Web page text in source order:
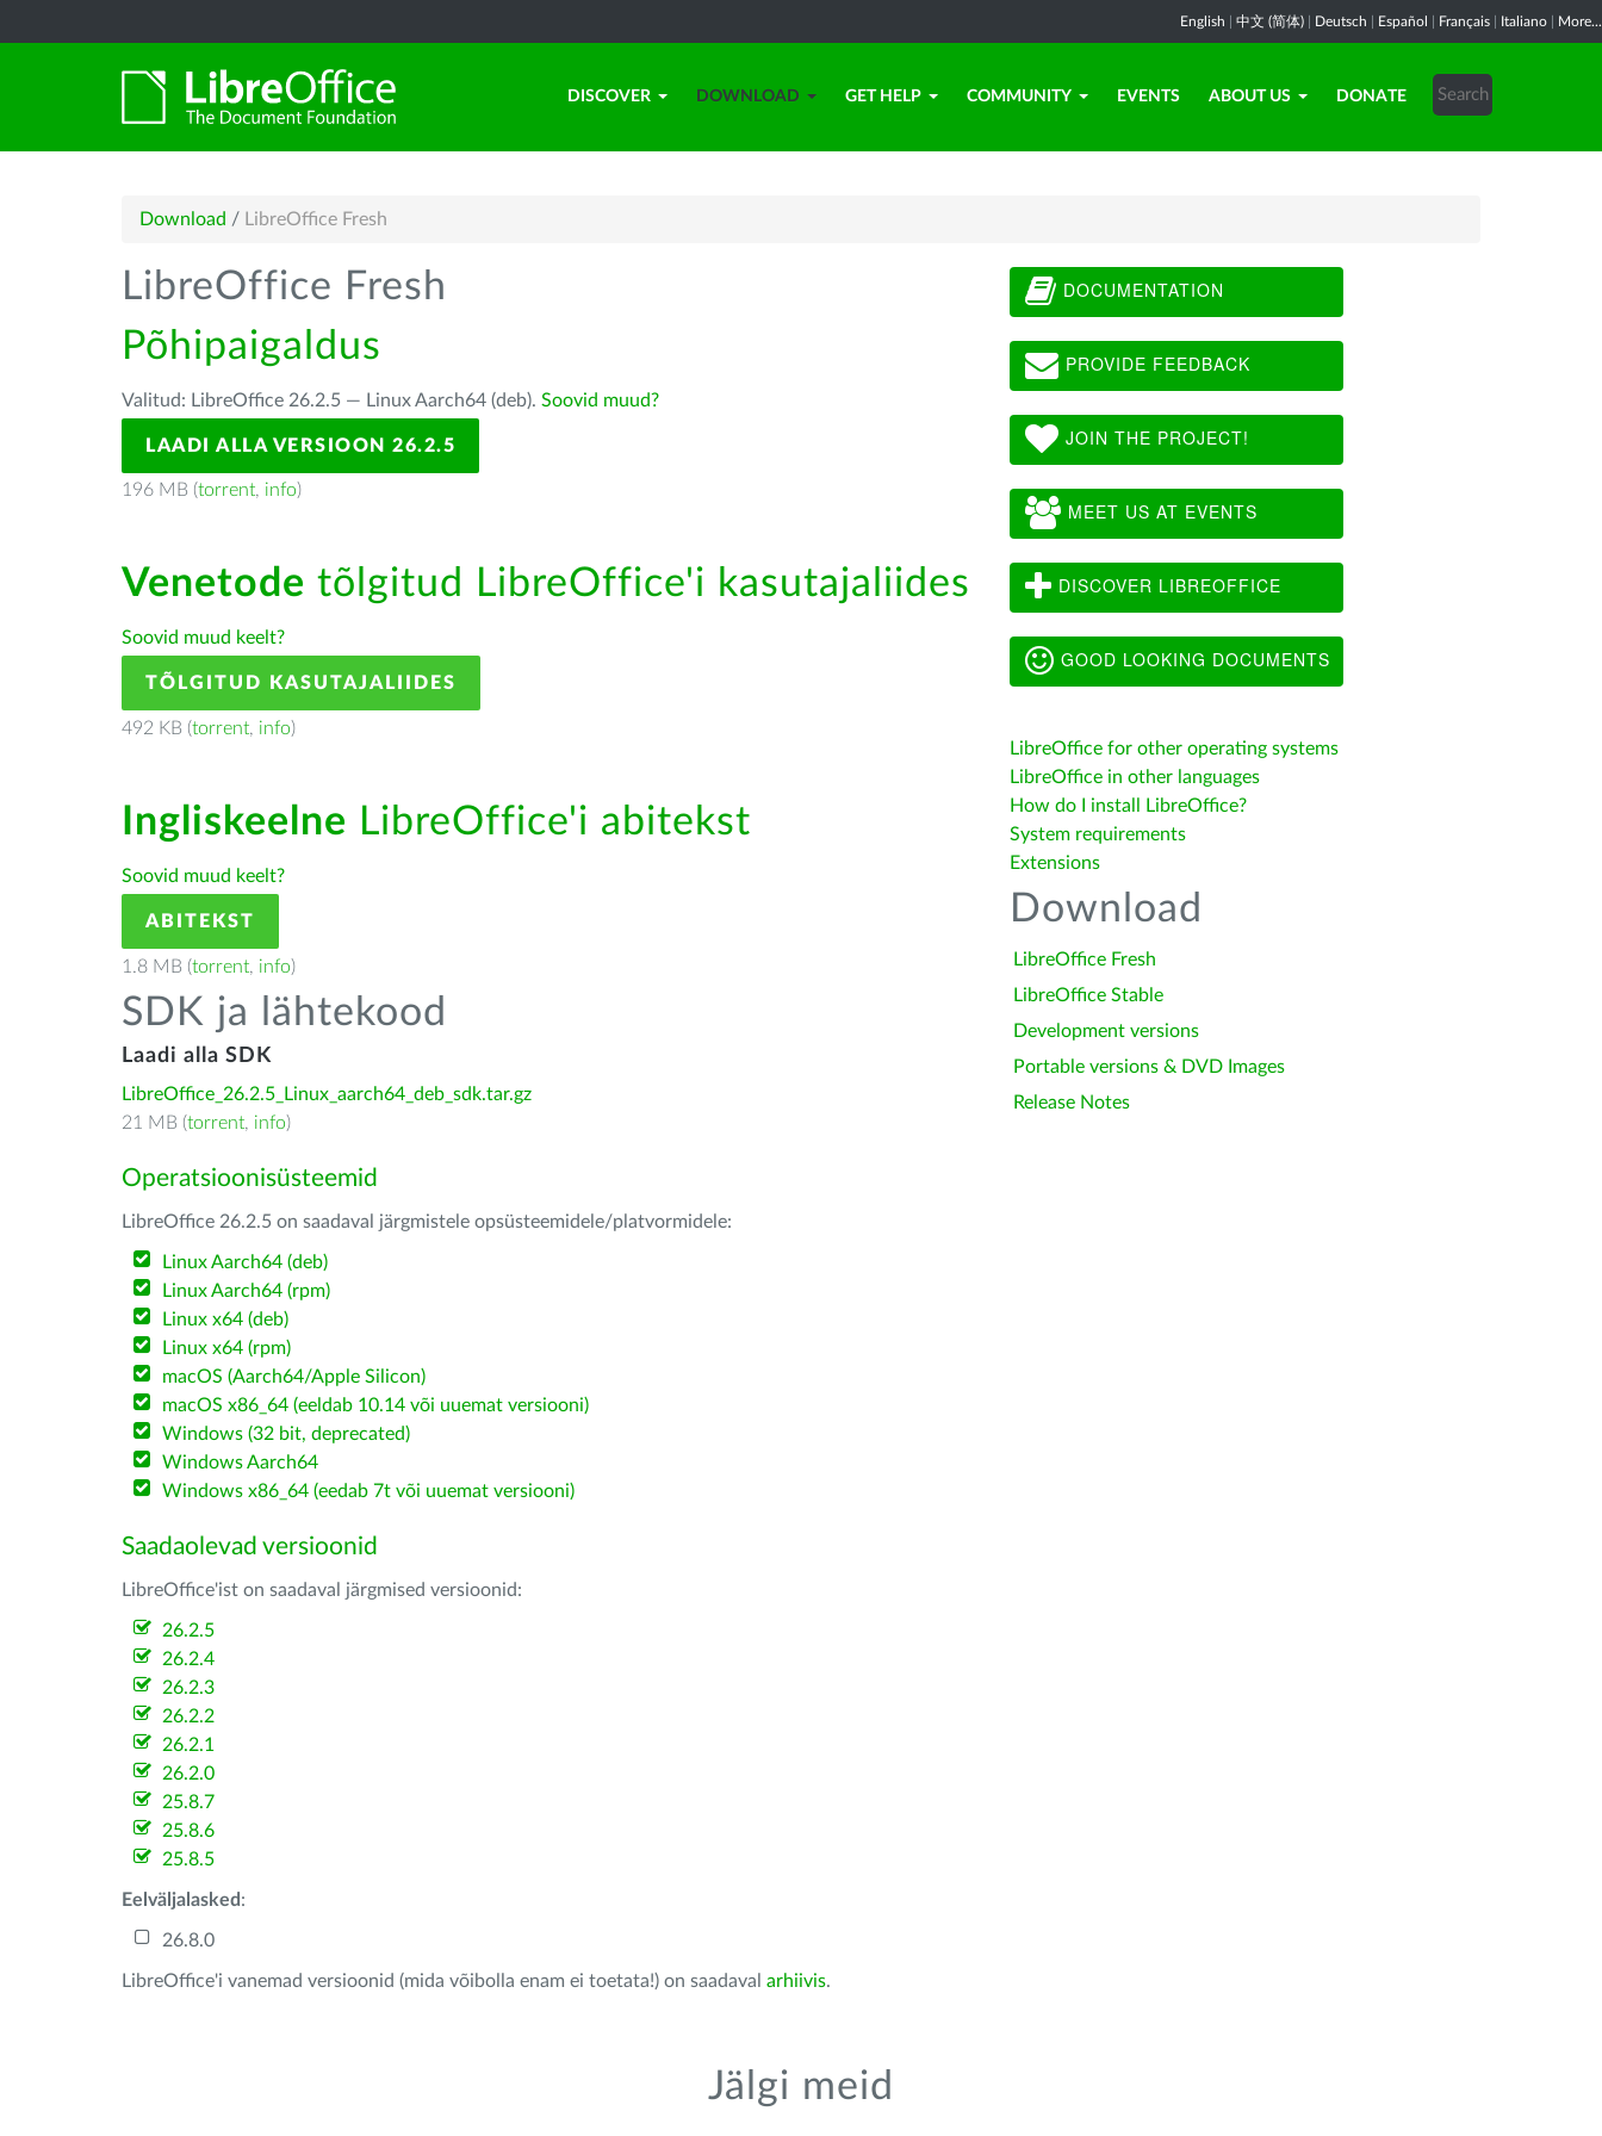
English 中文 (简体) Deutsch Español Français Italiano More...
DISCOVER DOWNLOAD GET HELP COMMUNITY EVENTS ABOUT US DONATE
Download / LibreOffice Fresh
LibreOffice Fresh
Põhipaigaldus
Valitud: LibreOffice 26.2.5 — Linux Aarch64 (deb). Soovid muud?
LAADI ALLA VERSIOON 26.2.5
196 MB (torrent, info)
Venetode tõlgitud LibreOffice'i kasutajaliides
Soovid muud keelt?
TÕLGITUD KASUTAJALIIDES
492 KB (torrent, info)
Ingliskeelne LibreOffice'i abitekst
Soovid muud keelt?
ABITEKST
1.8 MB (torrent, info)
SDK ja lähtekood
Laadi alla SDK
LibreOffice_26.2.5_Linux_aarch64_deb_sdk.tar.gz
21 MB (torrent, info)
Operatsioonisüsteemid
LibreOffice 26.2.5 on saadaval järgmistele opsüsteemidele/platvormidele:
Linux Aarch64 (deb)
Linux Aarch64 (rpm)
Linux x64 (deb)
Linux x64 (rpm)
macOS (Aarch64/Apple Silicon)
macOS x86_64 (eeldab 10.14 või uuemat versiooni)
Windows (32 bit, deprecated)
Windows Aarch64
Windows x86_64 (eedab 7t või uuemat versiooni)
Saadaolevad versioonid
LibreOffice'ist on saadaval järgmised versioonid:
26.2.5
26.2.4
26.2.3
26.2.2
26.2.1
26.2.0
25.8.7
25.8.6
25.8.5
Eelväljalasked :
26.8.0
LibreOffice'i vanemad versioonid (mida võibolla enam ei toetata!) on saadaval arhiivis.
DOCUMENTATION
PROVIDE FEEDBACK
JOIN THE PROJECT!
MEET US AT EVENTS
DISCOVER LIBREOFFICE
GOOD LOOKING DOCUMENTS
LibreOffice for other operating systems
LibreOffice in other languages
How do I install LibreOffice?
System requirements
Extensions
Download
LibreOffice Fresh
LibreOffice Stable
Development versions
Portable versions & DVD Images
Release Notes
Jälgi meid